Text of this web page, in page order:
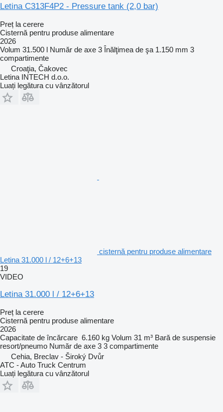
Letina C313F4P2 - Pressure tank (2,0 bar)
Preț la cerere
Cisternă pentru produse alimentare
2026
Volum 31.500 l Număr de axe 3 Înălţimea de şa 1.150 mm 3
compartimente
Croaţia, Čakovec
Letina INTECH d.o.o.
Luați legătura cu vânzătorul
cisternă pentru produse alimentare
Letina 31.000 l / 12+6+13
19
VIDEO
Letina 31.000 l / 12+6+13
Preț la cerere
Cisternă pentru produse alimentare
2026
Capacitate de încărcare 6.160 kg Volum 31 m³ Bară de suspensie
resort/pneumo Număr de axe 3 3 compartimente
Cehia, Breclav - Široký Dvůr
ATC - Auto Truck Centrum
Luați legătura cu vânzătorul